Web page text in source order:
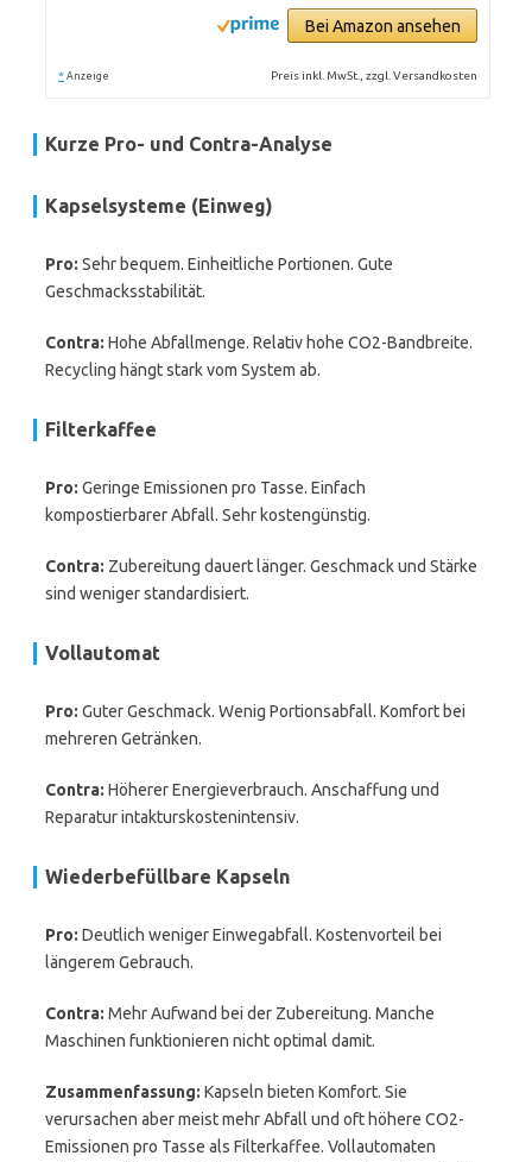
Bei Amazon ansehen
* Anzeige Preis inkl. MwSt., zzgl. Versandkosten
Kurze Pro- und Contra-Analyse
Kapselsysteme (Einweg)
Pro: Sehr bequem. Einheitliche Portionen. Gute
Geschmacksstabilität.
Contra: Hohe Abfallmenge. Relativ hohe CO2-Bandbreite.
Recycling hängt stark vom System ab.
Filterkaffee
Pro: Geringe Emissionen pro Tasse. Einfach
kompostierbarer Abfall. Sehr kostengünstig.
Contra: Zubereitung dauert länger. Geschmack und Stärke
sind weniger standardisiert.
Vollautomat
Pro: Guter Geschmack. Wenig Portionsabfall. Komfort bei
mehreren Getränken.
Contra: Höherer Energieverbrauch. Anschaffung und
Reparatur intakturskostenintensiv.
Wiederbefüllbare Kapseln
Pro: Deutlich weniger Einwegabfall. Kostenvorteil bei
längerem Gebrauch.
Contra: Mehr Aufwand bei der Zubereitung. Manche
Maschinen funktionieren nicht optimal damit.
Zusammenfassung: Kapseln bieten Komfort. Sie
verursachen aber meist mehr Abfall und oft höhere CO2-
Emissionen pro Tasse als Filterkaffee. Vollautomaten